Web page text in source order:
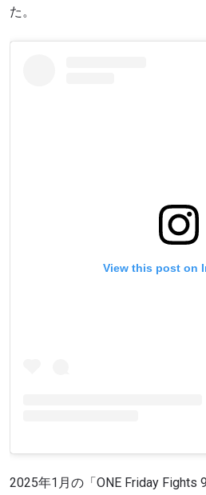
た。
View this post on
2025年1月の「ONE Friday Fights
社のプライバシーポリシー